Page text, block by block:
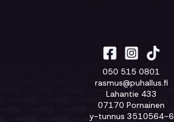
050 515 0801
rasmus@puhallus.fi
Lahantie 433
07170 Pornainen
y-tunnus 3510564-6